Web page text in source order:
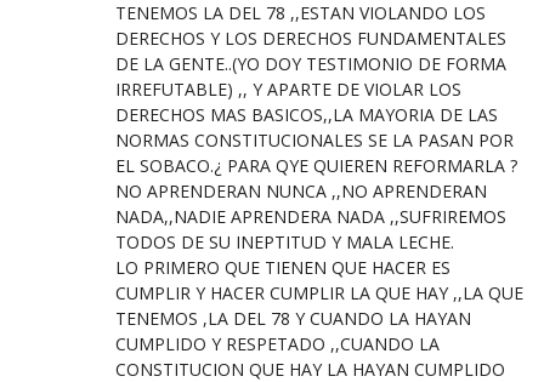
TENEMOS LA DEL 78 ,,ESTAN VIOLANDO LOS
DERECHOS Y LOS DERECHOS FUNDAMENTALES
DE LA GENTE..(YO DOY TESTIMONIO DE FORMA
IRREFUTABLE) ,, Y APARTE DE VIOLAR LOS
DERECHOS MAS BASICOS,,LA MAYORIA DE LAS
NORMAS CONSTITUCIONALES SE LA PASAN POR
EL SOBACO.¿ PARA QYE QUIEREN REFORMARLA ?
NO APRENDERAN NUNCA ,,NO APRENDERAN
NADA,,NADIE APRENDERA NADA ,,SUFRIREMOS
TODOS DE SU INEPTITUD Y MALA LECHE.
LO PRIMERO QUE TIENEN QUE HACER ES
CUMPLIR Y HACER CUMPLIR LA QUE HAY ,,LA QUE
TENEMOS ,LA DEL 78 Y CUANDO LA HAYAN
CUMPLIDO Y RESPETADO ,,CUANDO LA
CONSTITUCION QUE HAY LA HAYAN CUMPLIDO